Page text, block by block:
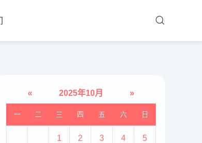
« 2025年10月 »
一 二 三 四 五 六 日
1 2 3 4 5